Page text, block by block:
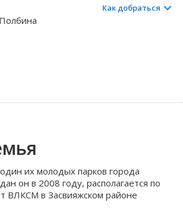
область область
Как добраться
их молодых парков города
он в 2008 году, располагается по
ВЛКСМ в Засвияжском районе